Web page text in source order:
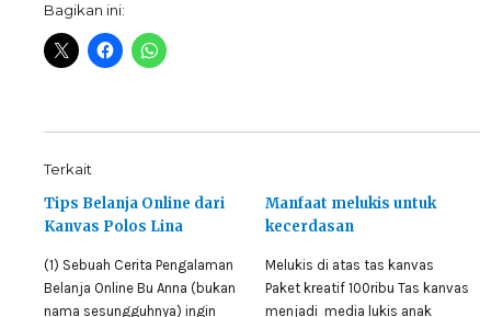
Bagikan ini:
Terkait
Tips Belanja Online dari
Kanvas Polos Lina
(1) Sebuah Cerita Pengalaman
Belanja Online Bu Anna (bukan
nama sesungguhnya) ingin
Manfaat melukis untuk
kecerdasan
Melukis di atas tas kanvas
Paket kreatif 100ribu Tas kanvas
menjadi media lukis anak